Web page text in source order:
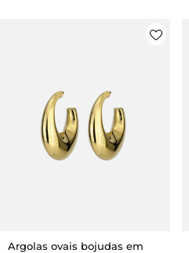
Argolas ovais bojudas em